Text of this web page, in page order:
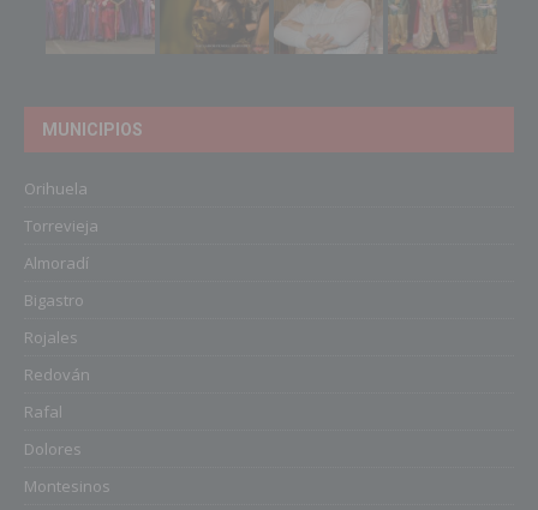
MUNICIPIOS
Orihuela
Torrevieja
Almoradí
Bigastro
Rojales
Redován
Rafal
Dolores
Montesinos